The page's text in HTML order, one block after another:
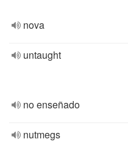
nova
untaught
no enseñado
nutmegs